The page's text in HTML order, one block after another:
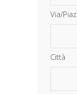
Via/
Città